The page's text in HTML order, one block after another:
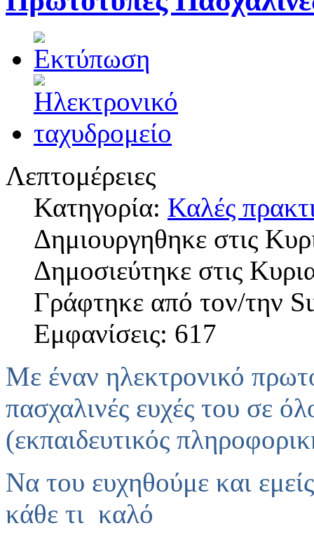
Λεπτομέρειες
Κατηγορία: Καλές
Δημιουργηθηκε στις
Δημοσιεύτηκε στις
Γράφτηκε από τον/την
Εμφανίσεις: 617
Με έναν ηλεκτρονικό
πασχαλινές ευχές του σε
(εκπαιδευτικός
Να του ευχηθούμε και
κάθε τι καλό